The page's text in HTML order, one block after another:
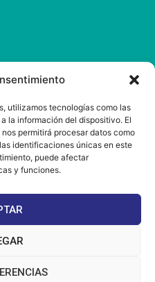
utilizamos tecnologías como las
la información del dispositivo. El
permitirá procesar datos como
identificaciones únicas en este
puede afectar
y funciones.
previa) 11130